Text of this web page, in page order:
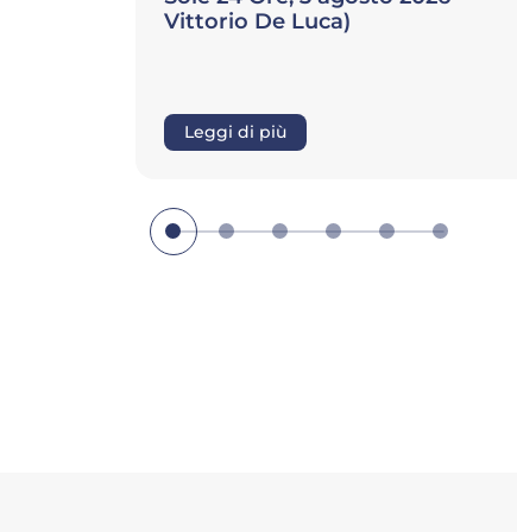
Commercio Francese in Italia, 22
Leggi di più